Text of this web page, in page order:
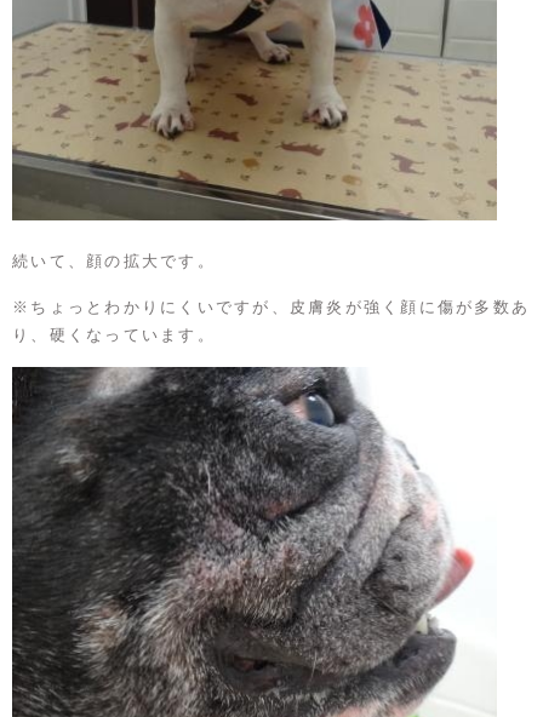
続いて、顔の拡大です。
※ちょっとわかりにくいですが、皮膚炎が強く顔に傷が多数あ
り、硬くなっています。